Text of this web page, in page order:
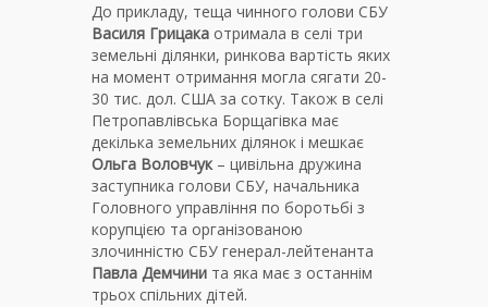
До прикладу, теща чинного голови СБУ
Василя Грицака отримала в селі три
земельні ділянки, ринкова вартість яких
на момент отримання могла сягати 20-
30 тис. дол. США за сотку. Також в селі
Петропавлівська Борщагівка має
декілька земельних ділянок і мешкає
Ольга Воловчук– цивільна дружина
заступника голови СБУ, начальника
Головного управління по боротьбі з
корупцією та організованою
злочинністю СБУ генерал-лейтенанта
Павла Демчини та яка має з останнім
трьох спільних дітей.